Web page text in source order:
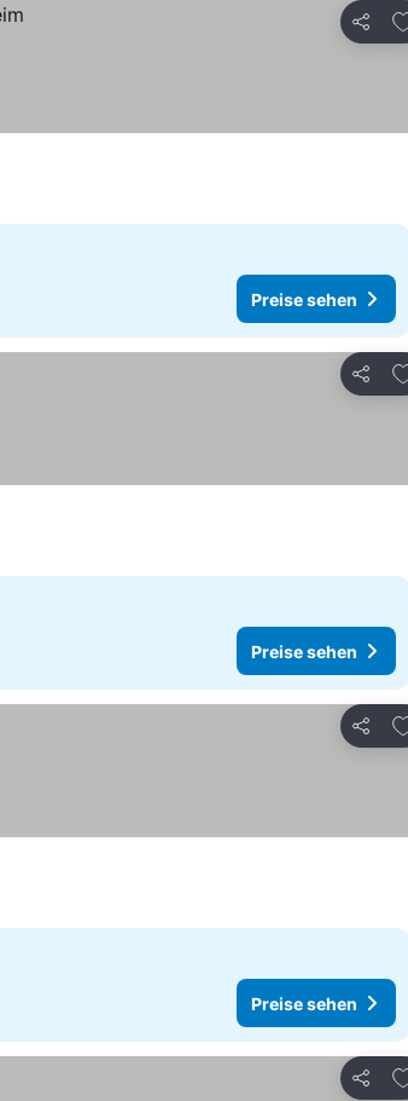
Teilen
Preise sehen
Teilen
Preise sehen
Teilen
Preise sehen
Teilen